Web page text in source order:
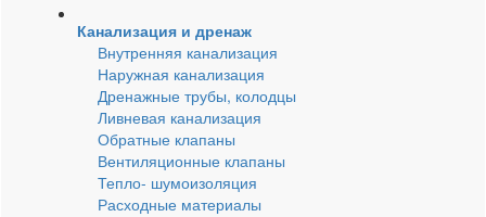
Канализация и дренаж
Внутренняя канализация
Наружная канализация
Дренажные трубы, колодцы
Ливневая канализация
Обратные клапаны
Вентиляционные клапаны
Тепло- шумоизоляция
Расходные материалы